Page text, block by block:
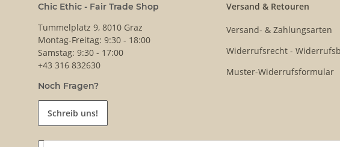
Chic Ethic - Fair Trade Shop
Tummelplatz 9, 8010 Graz
Montag-Freitag: 9:30 - 18:00
Samstag: 9:30 - 17:00
+43 316 832630
Noch Fragen?
Schreib uns!
Versand & Retouren
Versand- & Zahlungsarten
Widerrufsrecht -
Muster-Widerrufsformular